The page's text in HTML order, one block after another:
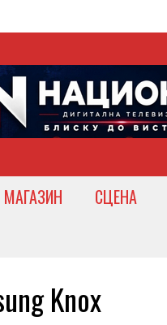
МАГАЗИН СЦЕНА
Knox